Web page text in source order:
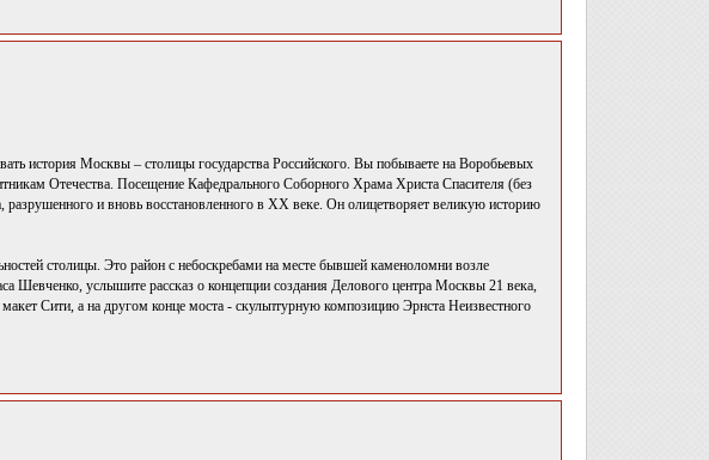
история Москвы – столицы государства Российского. Вы побываете на Воробьевых
Отечества. Посещение Кафедрального Соборного Храма Христа Спасителя (без
разрушенного и вновь восстановленного в XX веке. Он олицетворяет великую историю
столицы. Это район с небоскребами на месте бывшей каменоломни возле
Шевченко, услышите рассказ о концепции создания Делового центра Москвы 21 века,
Сити, а на другом конце моста - скульптурную композицию Эрнста Неизвестного